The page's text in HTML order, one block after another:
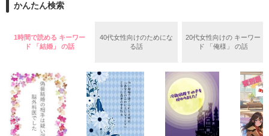
*｡ﾟ+*｡ﾟ+*｡ﾟ+*｡ﾟ+*｡ﾟ+*｡ﾟ+*
私の考えたのも
何かに必要になったら
参考として
見てくださるのら
とても光栄です(^O^)
是非みてください☆☆
稚拙な詩集になるかもしれませんが、
その辺りは温かい目でご覧頂けると嬉しいです。
かんたん検索
1時間で読める キーワー
ド 「結婚」 の話
40代女性向けのためにな
る話
20代女性向けの キーワー
ド 「俺様」 の話